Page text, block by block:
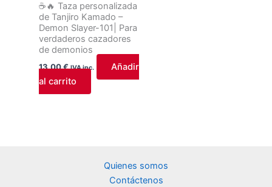
☕🔥 Taza personalizada
de Tanjiro Kamado –
Demon Slayer-101| Para
verdaderos cazadores
de demonios
13,00€ IVA inc.
Añadir
al carrito
Quienes somos
Contáctenos